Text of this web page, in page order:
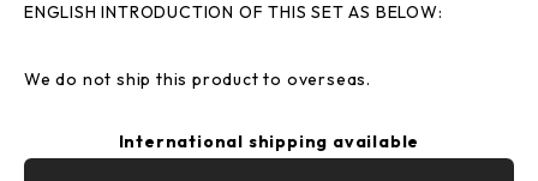
ENGLISH INTRODUCTION OF THIS SET AS BELOW:
We do not ship this product to overseas.
International shipping available